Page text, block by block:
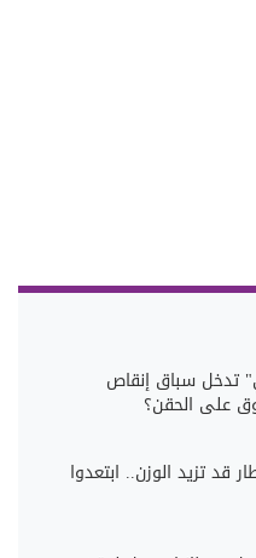
تدخل سباق إنقاص
على الحقن؟
قد تزيد الوزن.. ابتعدوا